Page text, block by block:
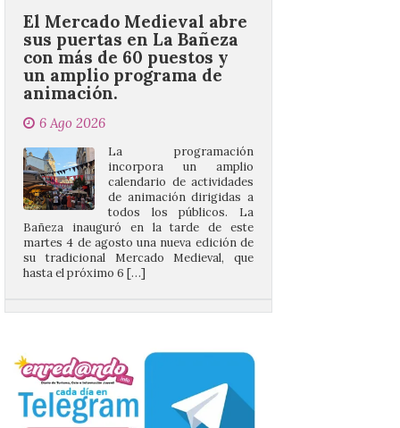
un amplio programa de
animación.
6 Ago 2026
La programación
de animación dirigidas a
todos los públicos. La
Bañeza inauguró en la tarde de este
martes 4 de agosto una nueva edición de
su tradicional Mercado Medieval, que
hasta el próximo 6 […]
Un viaje a la Antigüedad:
propone un recorrido por
inspiración clásica
6 Ago 2026
Al hilo del estreno de La
Odisea de Christopher